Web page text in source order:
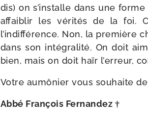
dis) on s’installe dans une
affai­blir les véri­tés de la foi.
l’indifférence. Non, la pre­mière
dans son inté­gra­li­té. On doit
bien, mais on doit haïr l’erreur,
Votre aumô­nier vous sou­haite
Abbé François Fernandez †